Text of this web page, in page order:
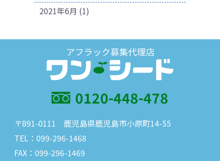
2021年6月 (1)
0120-448-478
〒891-0111 鹿児島県鹿児島市小原町14-55
TEL：099-296-1468
FAX：099-296-1469